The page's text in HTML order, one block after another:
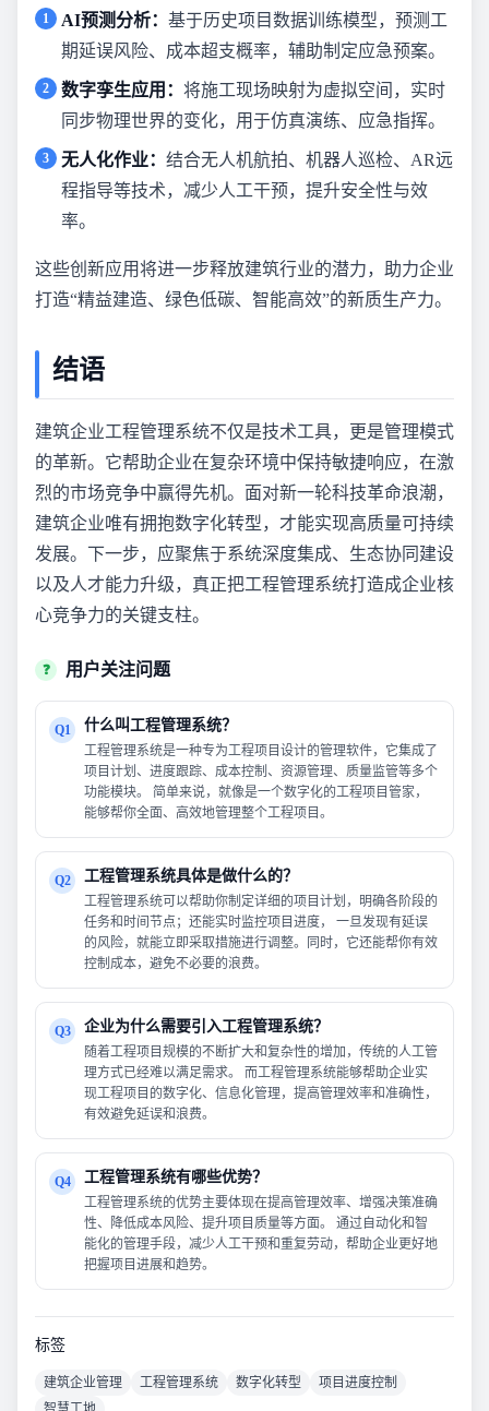
AI预测分析： 基于历史项目数据训练模型，预测工
期延误风险、成本超支概率，辅助制定应急预案。
数字孪生应用： 将施工现场映射为虚拟空间，实时
同步物理世界的变化，用于仿真演练、应急指挥。
无人化作业： 结合无人机航拍、机器人巡检、AR远
程指导等技术，减少人工干预，提升安全性与效
率。
这些创新应用将进一步释放建筑行业的潜力，助力企业
打造“精益建造、绿色低碳、智能高效”的新质生产力。
结语
建筑企业工程管理系统不仅是技术工具，更是管理模式
的革新。它帮助企业在复杂环境中保持敏捷响应，在激
烈的市场竞争中赢得先机。面对新一轮科技革命浪潮，
建筑企业唯有拥抱数字化转型，才能实现高质量可持续
发展。下一步，应聚焦于系统深度集成、生态协同建设
以及人才能力升级，真正把工程管理系统打造成企业核
心竞争力的关键支柱。
❓ 用户关注问题
Q1 什么叫工程管理系统？
工程管理系统是一种专为工程项目设计的管理软件，它集成了
项目计划、进度跟踪、成本控制、资源管理、质量监管等多个
功能模块。 简单来说，就像是一个数字化的工程项目管家，
能够帮你全面、高效地管理整个工程项目。
Q2 工程管理系统具体是做什么的？
工程管理系统可以帮助你制定详细的项目计划，明确各阶段的
任务和时间节点；还能实时监控项目进度， 一旦发现有延误
的风险，就能立即采取措施进行调整。同时，它还能帮你有效
控制成本，避免不必要的浪费。
Q3 企业为什么需要引入工程管理系统？
随着工程项目规模的不断扩大和复杂性的增加，传统的人工管
理方式已经难以满足需求。 而工程管理系统能够帮助企业实
现工程项目的数字化、信息化管理，提高管理效率和准确性，
有效避免延误和浪费。
Q4 工程管理系统有哪些优势？
工程管理系统的优势主要体现在提高管理效率、增强决策准确
性、降低成本风险、提升项目质量等方面。 通过自动化和智
能化的管理手段，减少人工干预和重复劳动，帮助企业更好地
把握项目进展和趋势。
标签
建筑企业管理 工程管理系统 数字化转型
项目进度控制